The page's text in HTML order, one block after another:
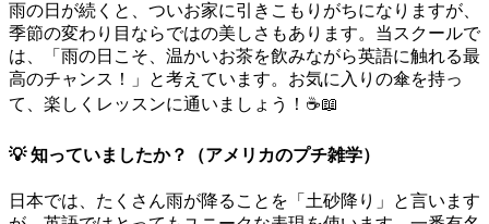
雨の日が続くと、ついお家に引きこもりがちになりますが、
季節の変わり目ならではの美しさもあります。当スクールで
は、「雨の日こそ、温かいお茶を飲みながら英語に触れる最
高のチャンス！」と考えています。お気に入りの傘を持っ
て、楽しくレッスンに通いましょう！☕📖
💡 知っていましたか？（アメリカのプチ雑学）
日本では、たくさん雨が降ることを「土砂降り」と言います